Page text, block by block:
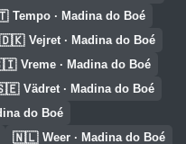
Tempo · Madina do Boé
🇩🇰 Vejret · Madina do Boé
Vreme · Madina do Boé
Vädret · Madina do Boé
do Boé
🇳🇱 Weer · Madina do Boé